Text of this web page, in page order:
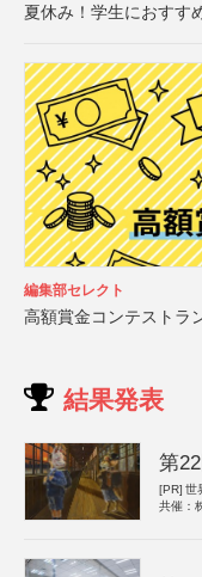
夏休み！学生におすす
編集部セレクト
高額賞金コンテストラ
結果発表
第
[PR] 世
共催：